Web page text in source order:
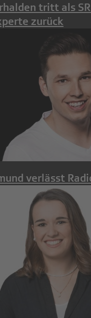
tritt als
zurück
verlässt